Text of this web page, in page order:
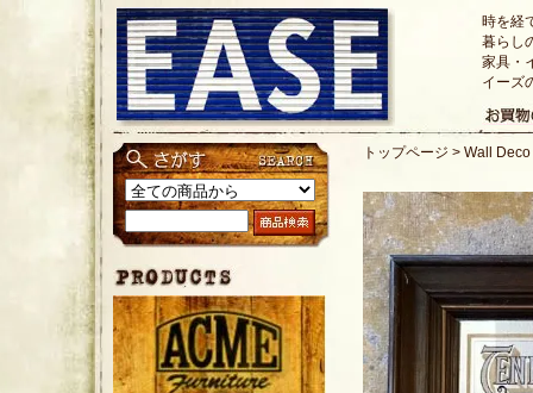
時を経
暮らし
家具・
イーズ
トップページ > Wall Deco